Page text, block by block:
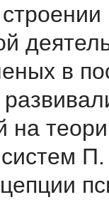
в
на